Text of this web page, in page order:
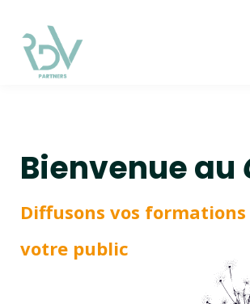
Bienvenue au
Diffusons vos
votre public